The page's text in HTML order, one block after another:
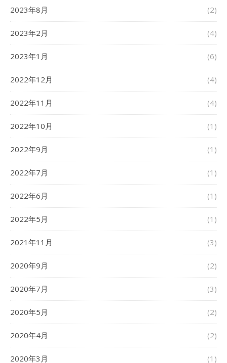
2023年8月 (2)
2023年2月 (4)
2023年1月 (6)
2022年12月 (4)
2022年11月 (4)
2022年10月 (1)
2022年9月 (1)
2022年7月 (1)
2022年6月 (1)
2022年5月 (1)
2021年11月 (3)
2020年9月 (2)
2020年7月 (3)
2020年5月 (2)
2020年4月 (2)
2020年3月 (1)